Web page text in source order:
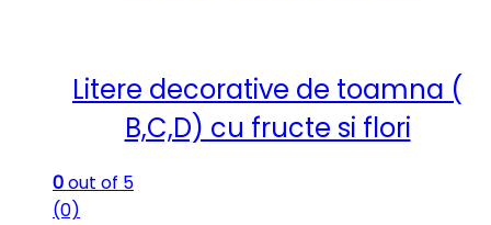
Litere decorative de toamna (
B,C,D) cu fructe si flori
0out of 5
(0)